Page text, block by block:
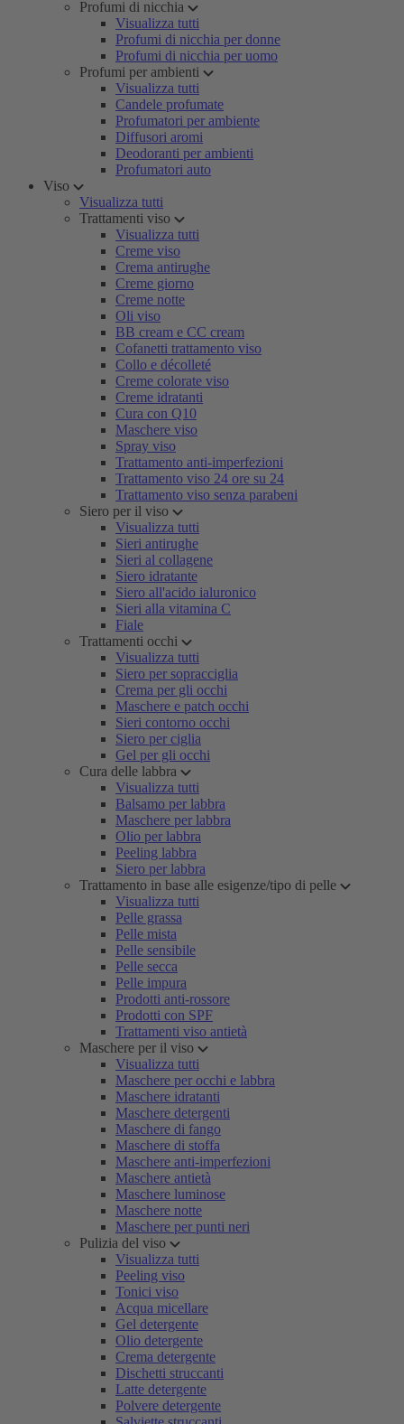
Profumi di nicchia
Visualizza tutti
Profumi di nicchia per donne
Profumi di nicchia per uomo
Profumi per ambienti
Visualizza tutti
Candele profumate
Profumatori per ambiente
Diffusori aromi
Deodoranti per ambienti
Profumatori auto
Viso
Visualizza tutti
Trattamenti viso
Visualizza tutti
Creme viso
Crema antirughe
Creme giorno
Creme notte
Oli viso
BB cream e CC cream
Cofanetti trattamento viso
Collo e décolleté
Creme colorate viso
Creme idratanti
Cura con Q10
Maschere viso
Spray viso
Trattamento anti-imperfezioni
Trattamento viso 24 ore su 24
Trattamento viso senza parabeni
Siero per il viso
Visualizza tutti
Sieri antirughe
Sieri al collagene
Siero idratante
Siero all'acido ialuronico
Sieri alla vitamina C
Fiale
Trattamenti occhi
Visualizza tutti
Siero per sopracciglia
Crema per gli occhi
Maschere e patch occhi
Sieri contorno occhi
Siero per ciglia
Gel per gli occhi
Cura delle labbra
Visualizza tutti
Balsamo per labbra
Maschere per labbra
Olio per labbra
Peeling labbra
Siero per labbra
Trattamento in base alle esigenze/tipo di pelle
Visualizza tutti
Pelle grassa
Pelle mista
Pelle sensibile
Pelle secca
Pelle impura
Prodotti anti-rossore
Prodotti con SPF
Trattamenti viso antietà
Maschere per il viso
Visualizza tutti
Maschere per occhi e labbra
Maschere idratanti
Maschere detergenti
Maschere di fango
Maschere di stoffa
Maschere anti-imperfezioni
Maschere antietà
Maschere luminose
Maschere notte
Maschere per punti neri
Pulizia del viso
Visualizza tutti
Peeling viso
Tonici viso
Acqua micellare
Gel detergente
Olio detergente
Crema detergente
Dischetti struccanti
Latte detergente
Polvere detergente